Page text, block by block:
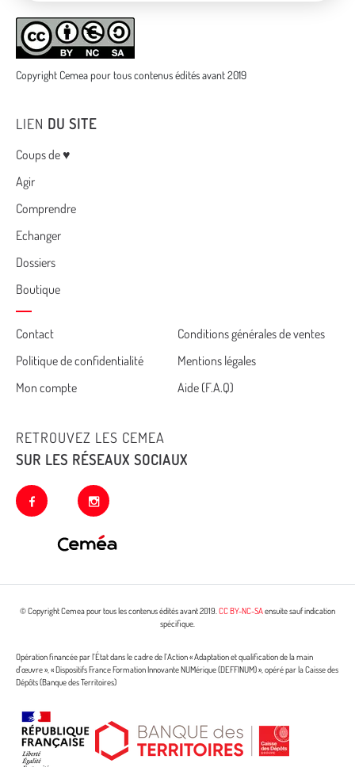
Copyright Cemea pour tous contenus édités avant 2019
LIEN DU SITE
Menu
Coups de ♥
Agir
Comprendre
Echanger
Dossiers
Boutique
Cemea
footer
Contact
Conditions générales de ventes
Politique de confidentialité
Mentions légales
Mon compte
Aide (F.A.Q)
RETROUVEZ LES CEMEA
SUR LES RÉSEAUX SOCIAUX
facebook instagram
© Copyright Cemea pour tous les contenus édités avant 2019.CC BY-NC-SAensuite sauf indication
spécifique.
Opération financée par l’État dans le cadre de l’Action « Adaptation et qualification de la main
d’œuvre », « Dispositifs France Formation Innovante NUMérique (DEFFINUM) », opéré par la Caisse des
Dépôts (Banque des Territoires)